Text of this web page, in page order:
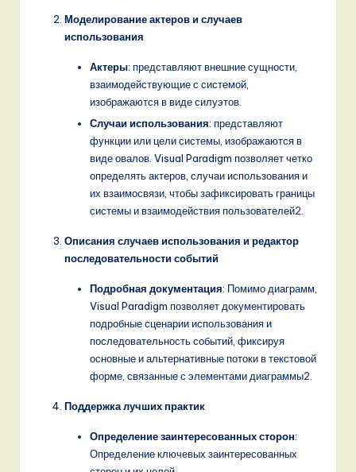
Моделирование актеров и случаев
использования
Актеры: представляют внешние сущности,
взаимодействующие с системой,
изображаются в виде силуэтов.
Случаи использования: представляют
функции или цели системы, изображаются в
виде овалов. Visual Paradigm позволяет четко
определять актеров, случаи использования и
их взаимосвязи, чтобы зафиксировать границы
системы и взаимодействия пользователей2
Описания случаев использования и редактор
последовательности событий
Подробная документация: Помимо диаграмм,
Visual Paradigm позволяет документировать
подробные сценарии использования и
последовательность событий, фиксируя
основные и альтернативные потоки в текстовой
форме, связанные с элементами диаграммы2
Поддержка лучших практик
Определение заинтересованных сторон:
Определение ключевых заинтересованных